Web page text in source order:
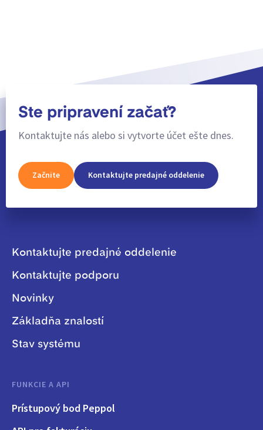
Ste pripravení začať?
Kontaktujte nás alebo si vytvorte účet ešte dnes.
Začnite Kontaktujte predajné oddelenie
Kontaktujte predajné oddelenie
Kontaktujte podporu
Novinky
Základňa znalostí
Stav systému
FUNKCIE A API
Prístupový bod Peppol